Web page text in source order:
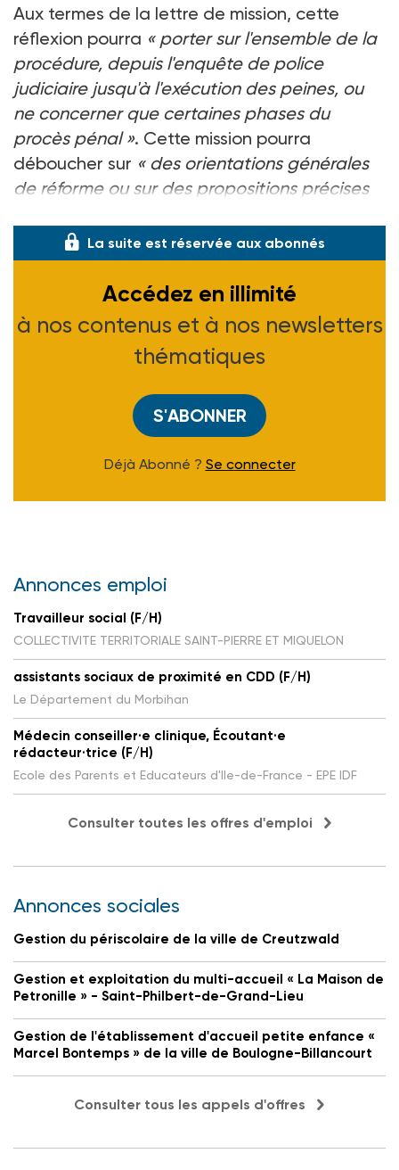
Aux termes de la lettre de mission, cette
réflexion pourra « porter sur l'ensemble de la
procédure, depuis l'enquête de police
judiciaire jusqu'à l'exécution des peines, ou
ne concerner que certaines phases du
procès pénal ». Cette mission pourra
déboucher sur « des orientations générales
de réforme ou sur des propositions précises
La suite est réservée aux abonnés
Accédez en illimité
à nos contenus et à nos newsletters
thématiques
S'ABONNER
Déjà Abonné ? Se connecter
Annonces emploi
Travailleur social (F/H)
COLLECTIVITE TERRITORIALE SAINT-PIERRE ET MIQUELON
assistants sociaux de proximité en CDD (F/H)
Le Département du Morbihan
Médecin conseiller·e clinique, Écoutant·e
rédacteur·trice (F/H)
Ecole des Parents et Educateurs d'Ile-de-France - EPE IDF
Consulter toutes les offres d'emploi
Annonces sociales
Gestion du périscolaire de la ville de Creutzwald
Gestion et exploitation du multi-accueil « La Maison de
Petronille » - Saint-Philbert-de-Grand-Lieu
Gestion de l'établissement d'accueil petite enfance «
Marcel Bontemps » de la ville de Boulogne-Billancourt
Consulter tous les appels d'offres